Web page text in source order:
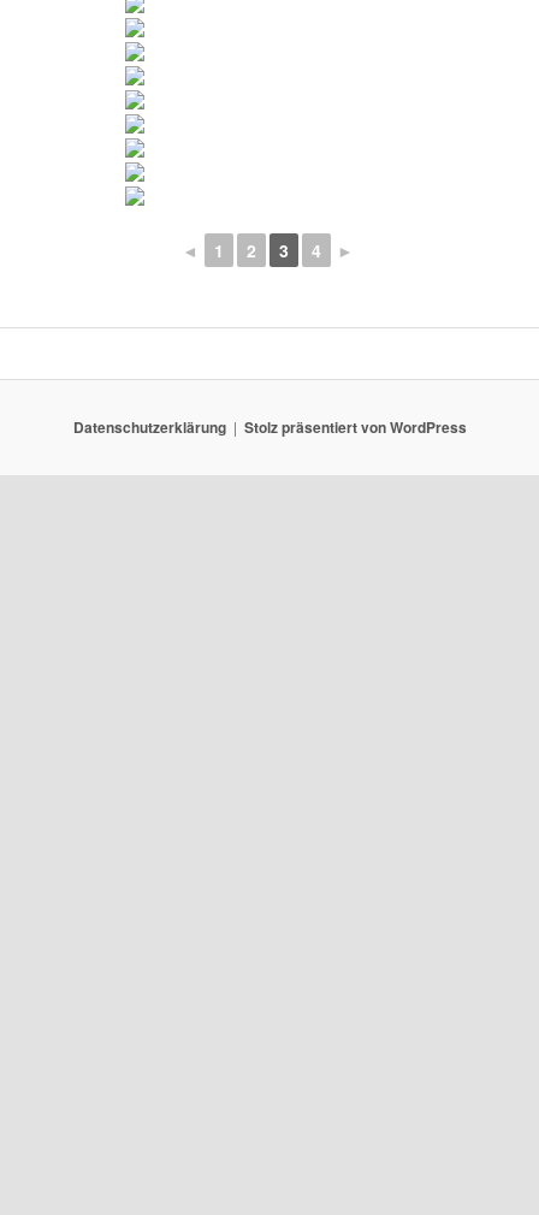
◄ 1 2 3 4 ►
Datenschutzerklärung Stolz präsentiert von WordPress